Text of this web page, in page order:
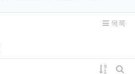
목록
게시물